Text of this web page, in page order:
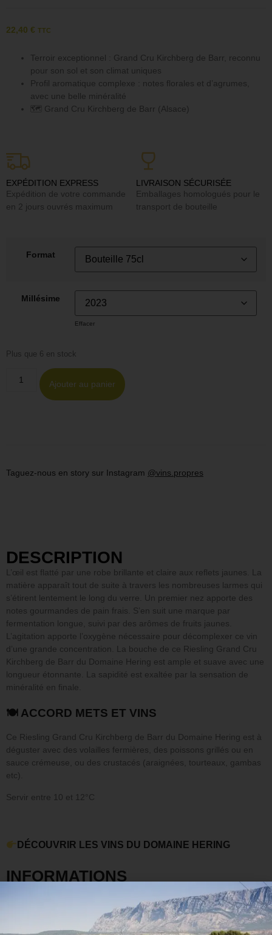
22,40 € TTC
Terroir exceptionnel : Grand Cru Kirchberg de Barr, reconnu
pour son sol et son climat uniques
Profil aromatique complexe : notes florales et d’agrumes,
avec une belle minéralité
🗺 Grand Cru Kirchberg de Barr (Alsace)
EXPÉDITION EXPRESS
Expédition de votre commande
en 2 jours ouvrés maximum
LIVRAISON SÉCURISÉE
Emballages homologués pour le
transport de bouteille
Format
Millésime
Effacer
Plus que 6 en stock
Ajouter au panier
Taguez-nous en story sur Instagram @vins.propres
DESCRIPTION
L’œil est flatté par une robe brillante et claire aux reflets jaunes. La
matière apparaît tout de suite à travers les nombreuses larmes qui
s’étirent lentement le long du verre. Un premier nez apporte des
notes gourmandes de pain frais. S’en suit une marque par
fermentation longue, suivi par des arômes de fruits jaunes.
L’agitation apporte l’oxygène nécessaire pour décomplexer ce vin
d’une grande concentration. La bouche de ce Riesling Grand Cru
Kirchberg de Barr du Domaine Hering est ample et suave avec une
longueur étonnante. La sapidité est exaltée par la sensation de
minéralité en finale.
🍽 ACCORD METS ET VINS
Ce Riesling Grand Cru Kirchberg de Barr du Domaine Hering est à
déguster avec des volailles fermières, des poissons grillés ou en
sauce crémeuse, ou des crustacés (araignées, tourteaux, gambas
etc).
Servir entre 10 et 12°C
DÉCOUVRIR LES VINS DU DOMAINE HERING
INFORMATIONS